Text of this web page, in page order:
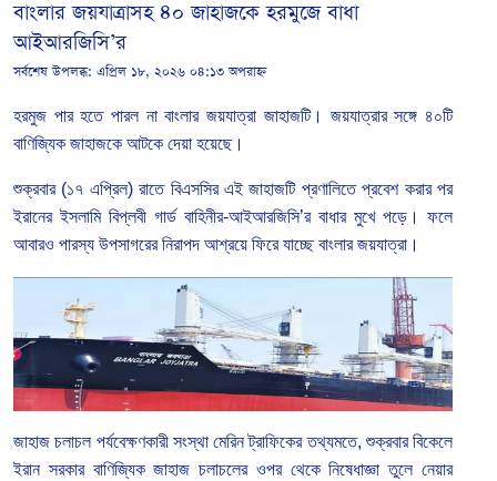
বাংলার জয়যাত্রাসহ ৪০ জাহাজকে হরমুজে বাধা
আইআরজিসি’র
সর্বশেষ উপলব্ধ: এপ্রিল ১৮, ২০২৬ ০৪:১৩ অপরাহ্ন
হরমুজ পার হতে পারল না বাংলার জয়যাত্রা জাহাজটি। জয়যাত্রার সঙ্গে ৪০টি
বাণিজ্যিক জাহাজকে আটকে দেয়া হয়েছে।
শুক্রবার (১৭ এপ্রিল) রাতে বিএসসির এই জাহাজটি প্রণালিতে প্রবেশ করার পর
ইরানের ইসলামি বিপ্লবী গার্ড বাহিনীর-আইআরজিসি’র বাধার মুখে পড়ে। ফলে
আবারও পারস্য উপসাগরের নিরাপদ আশ্রয়ে ফিরে যাচ্ছে বাংলার জয়যাত্রা।
জাহাজ চলাচল পর্যবেক্ষণকারী সংস্থা মেরিন ট্রাফিকের তথ্যমতে, শুক্রবার বিকেলে
ইরান সরকার বাণিজ্যিক জাহাজ চলাচলের ওপর থেকে নিষেধাজ্ঞা তুলে নেয়ার